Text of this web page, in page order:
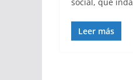
Leer más